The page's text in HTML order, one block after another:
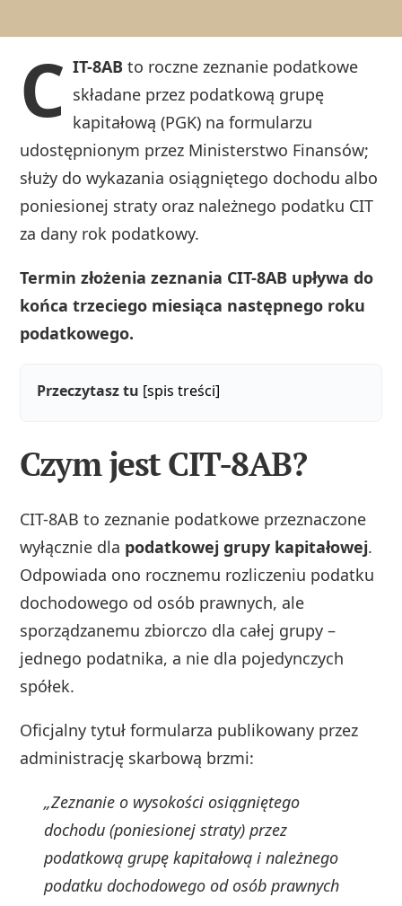
C IT-8AB to roczne zeznanie podatkowe
składane przez podatkową grupę
kapitałową (PGK) na formularzu
udostępnionym przez Ministerstwo Finansów;
służy do wykazania osiągniętego dochodu albo
poniesionej straty oraz należnego podatku CIT
za dany rok podatkowy.
Termin złożenia zeznania CIT-8AB upływa do
końca trzeciego miesiąca następnego roku
podatkowego.
Przeczytasz tu [spis treści]
Czym jest CIT-8AB?
CIT-8AB to zeznanie podatkowe przeznaczone
wyłącznie dla podatkowej grupy kapitałowej.
Odpowiada ono rocznemu rozliczeniu podatku
dochodowego od osób prawnych, ale
sporządzanemu zbiorczo dla całej grupy –
jednego podatnika, a nie dla pojedynczych
spółek.
Oficjalny tytuł formularza publikowany przez
administrację skarbową brzmi:
„Zeznanie o wysokości osiągniętego
dochodu (poniesionej straty) przez
podatkową grupę kapitałową i należnego
podatku dochodowego od osób prawnych